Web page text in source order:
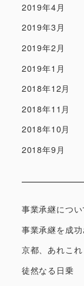
2019年4月
2019年3月
2019年2月
2019年1月
2018年12月
2018年11月
2018年10月
2018年9月
事業承継につ
事業承継を成
京都、あれこれ
徒然なる日乗